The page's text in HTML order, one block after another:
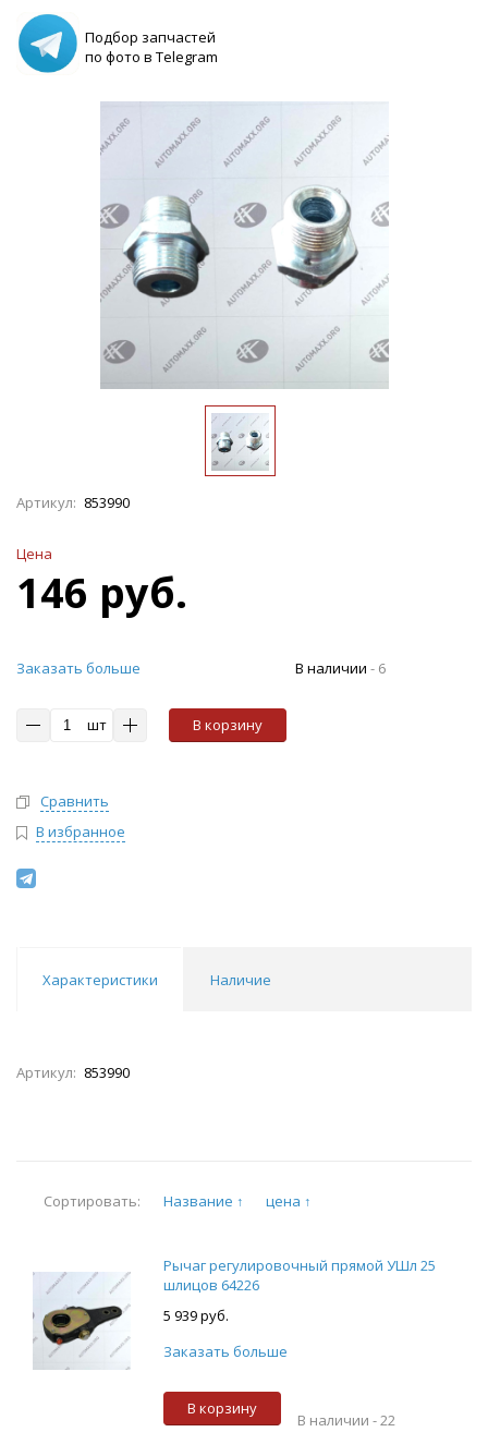
Подбор запчастей
по фото в Telegram
Артикул: 853990
Цена
146 руб.
Заказать больше
шт В корзину
В наличии - 6
Сравнить
В избранное
Характеристики Наличие
Артикул: 853990
Сортировать: Название ↑ цена ↑
Рычаг регулировочный прямой УШл 25
шлицов 64226
5 939 руб.
Заказать больше
В корзину
В наличии -22